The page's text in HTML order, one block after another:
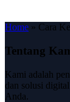
Home » Cara
Tentang
Kami adalah
dan solusi
Anda.